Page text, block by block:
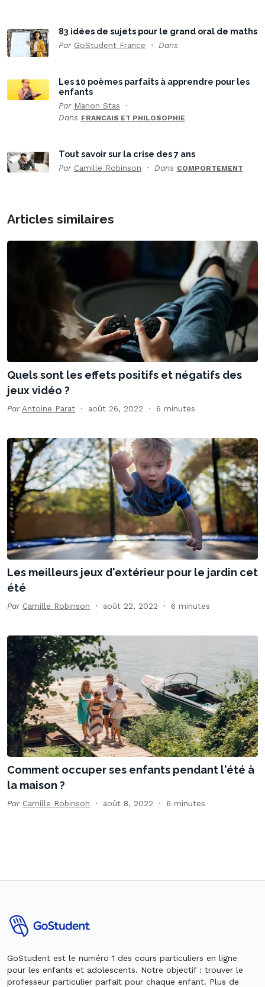
83 idées de sujets pour le grand oral de maths
Par GoStudent France Dans
Les 10 poèmes parfaits à apprendre pour les
enfants
Par Manon Stas
Dans FRANCAIS ET PHILOSOPHIE
Tout savoir sur la crise des 7 ans
Par Camille Robinson Dans COMPORTEMENT
Articles similaires
Quels sont les effets positifs et négatifs des
jeux vidéo ?
Par Antoine Parat août 26, 2022 6 minutes
Les meilleurs jeux d'extérieur pour le jardin cet
été
Par Camille Robinson août 22, 2022 6 minutes
Comment occuper ses enfants pendant l'été à
la maison ?
Par Camille Robinson août 8, 2022 6 minutes
GoStudent est le numéro 1 des cours particuliers en ligne
pour les enfants et adolescents. Notre objectif : trouver le
professeur particulier parfait pour chaque enfant. Plus de